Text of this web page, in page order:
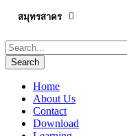
สมุทรสาคร
Home
About Us
Contact
Download